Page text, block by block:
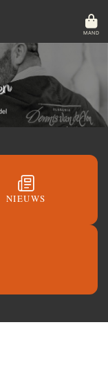
MAND
NIEUWS